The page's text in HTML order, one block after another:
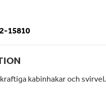
15810
kabinhakar och svirvel.